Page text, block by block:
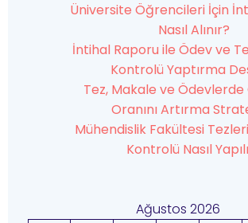
Üniversite Öğrencileri İçin
Nasıl Alınır?
İntihal Raporu ile Ödev ve
Kontrolü Yaptırma
Tez, Makale ve Ödevlerde
Oranını Artırma
Mühendislik Fakültesi
Kontrolü Nasıl
Ağustos 2026